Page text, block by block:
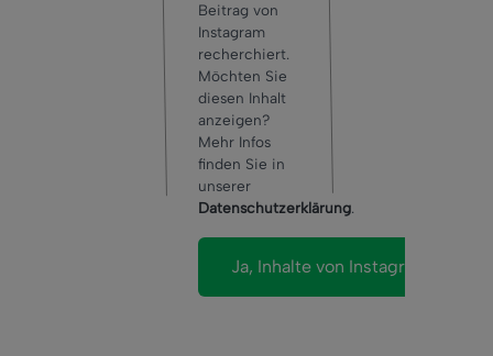
Beitrag von
Instagram
recherchiert.
Möchten Sie
diesen Inhalt
anzeigen?
Mehr Infos
finden Sie in
unserer
Datenschutzerklärung.